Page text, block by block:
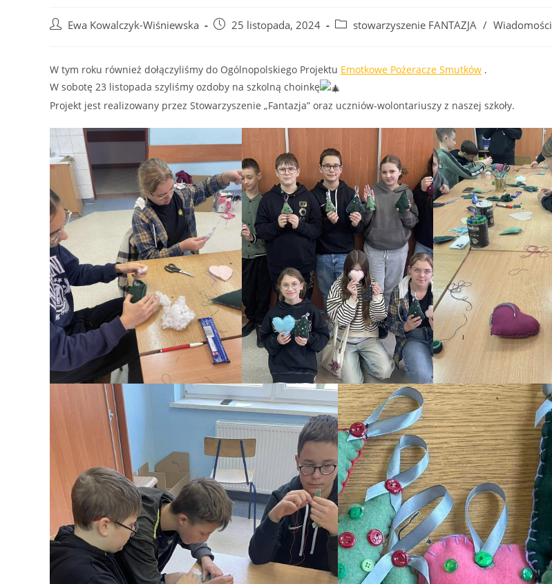
Post Ewa Kowalczyk-Wiśniewska
Post 25 listopada, 2024
Post stowarzyszenie FANTAZJA / Wiadomości
W tym roku również dołączyliśmy do Ogólnopolskiego Projektu Emotkowe Pożeracze Smutków .
W sobotę 23 listopada szyliśmy ozdoby na szkolną choinkę
Projekt jest realizowany przez Stowarzyszenie „Fantazja” oraz uczniów-wolontariuszy z naszej szkoły.